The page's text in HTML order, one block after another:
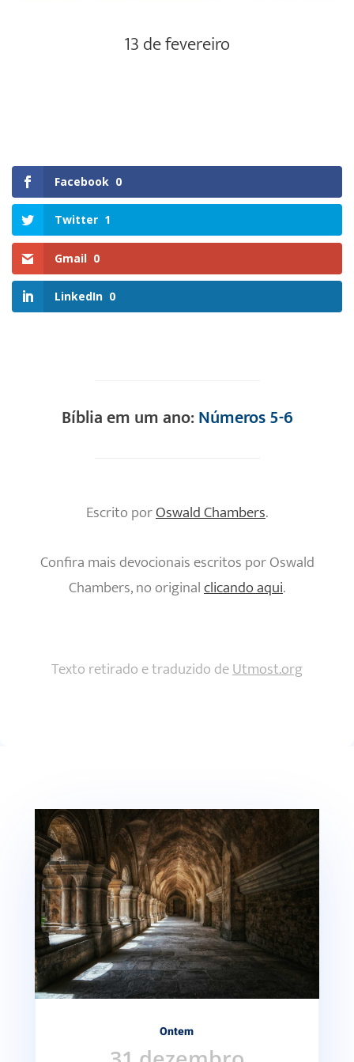
13 de fevereiro
Facebook 0
Twitter 1
Gmail 0
LinkedIn 0
Bíblia em um ano:Números 5-6
Escrito porOswald Chambers.
Confira mais devocionais escritos por Oswald
Chambers, no originalclicando aqui.
Texto retirado e traduzido deUtmost.org
Ontem